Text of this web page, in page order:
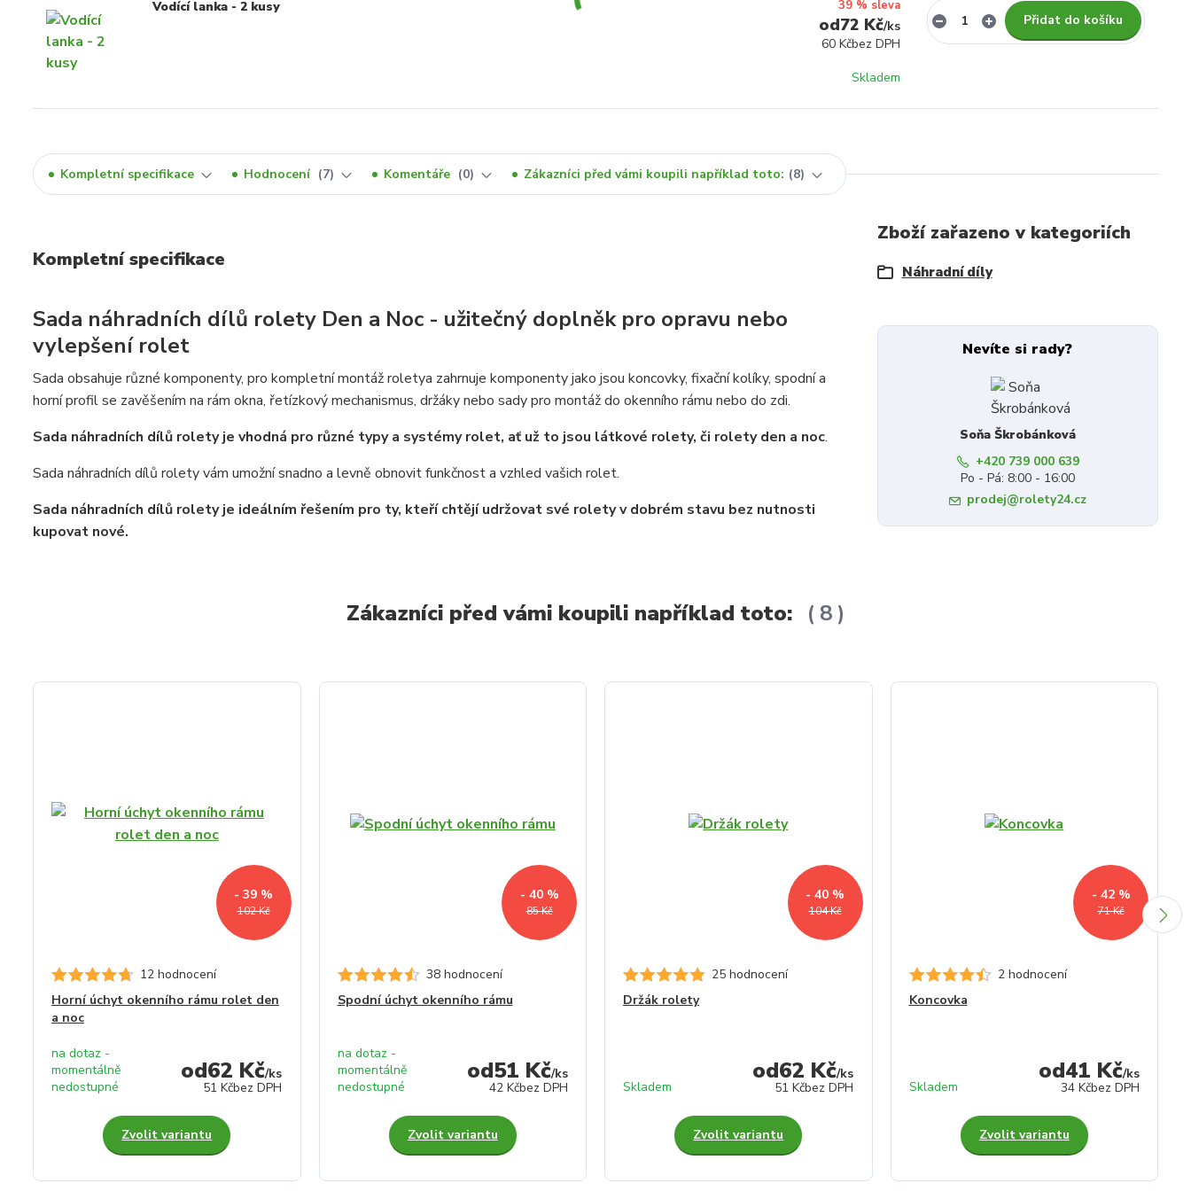
Vodící lanka - 2 kusy 39 % sleva
72 Kč/ks
60 Kčbez DPH
Skladem
Přidat do košíku
Kompletní specifikace Hodnocení 7 Komentáře 0 Zákazníci před vámi koupili například toto: 8
Kompletní specifikace
Sada náhradních dílů rolety Den a Noc - užitečný doplněk pro opravu nebo
vylepšení rolet
Sada obsahuje různé komponenty, pro kompletní montáž roletya zahrnuje komponenty jako jsou koncovky, fixační kolíky, spodní a
horní profil se zavěšením na rám okna, řetízkový mechanismus, držáky nebo sady pro montáž do okenního rámu nebo do zdi.
Sada náhradních dílů rolety je vhodná pro různé typy a systémy rolet, ať už to jsou látkové rolety, či rolety den a noc.
Sada náhradních dílů rolety vám umožní snadno a levně obnovit funkčnost a vzhled vašich rolet.
Sada náhradních dílů rolety je ideálním řešením pro ty, kteří chtějí udržovat své rolety v dobrém stavu bez nutnosti
kupovat nové.
Zboží zařazeno v kategoriích
Náhradní díly
Nevíte si rady?
Soňa Škrobánková
+420 739 000 639
Po - Pá: 8:00 - 16:00
prodej@rolety24.cz
Zákazníci před vámi koupili například toto: 8
102 Kč
- 39 %
12 hodnocení
Horní úchyt okenního rámu rolet den
a noc
62 Kč/ks
51 Kčbez DPH
na dotaz -
momentálně
nedostupné
Zvolit variantu
85 Kč
- 40 %
38 hodnocení
Spodní úchyt okenního rámu
51 Kč/ks
42 Kčbez DPH
na dotaz -
momentálně
nedostupné
Zvolit variantu
104 Kč
- 40 %
25 hodnocení
Držák rolety
62 Kč/ks
51 Kčbez DPH
Skladem
Zvolit variantu
71 Kč
- 42 %
2 hodnocení
Koncovka
41 Kč/ks
34 Kčbez DPH
Skladem
Zvolit variantu